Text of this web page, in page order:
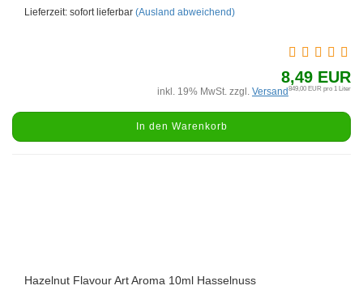
Lieferzeit: sofort lieferbar (Ausland abweichend)
8,49 EUR
849,00 EUR pro 1 Liter
inkl. 19% MwSt. zzgl. Versand
In den Warenkorb
Hazelnut Flavour Art Aroma 10ml Hasselnuss